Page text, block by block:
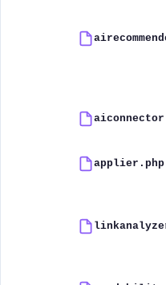
applier.php